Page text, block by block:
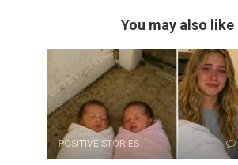
You may also like
POSITIVE STORIES